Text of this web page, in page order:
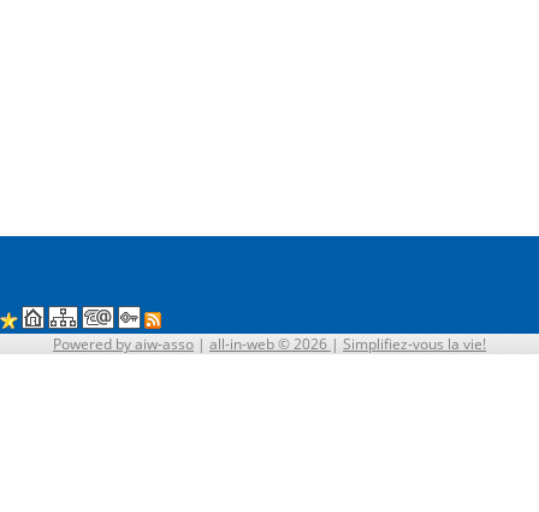
Powered by aiw-asso | all-in-web © 2026 | Simplifiez-vous la vie!